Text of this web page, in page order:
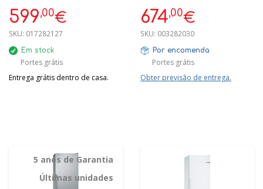
BRANCA 286L
599,00€
SKU: 017282127
Em stock
Portes grátis
Entrega grátis dentro de casa.
674,00€
SKU: 003282030
Por encomenda
Portes grátis
Obter previsão de entrega.
5 anos de Garantia
Últimas unidades